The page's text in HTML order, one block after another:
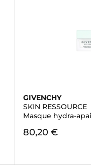
GIVENCHY
SKIN RESSOURCE
Masque hydra-
80,20 €